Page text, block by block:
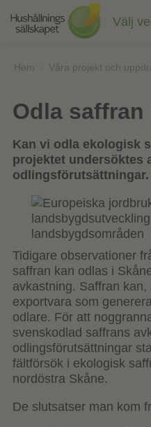
innehåll
Välj
Hem Våra projekt och
Odla
Kan vi odla ekologisk
projektet undersöktes
odlingsförutsättningar.
Tidigare observationer
saffran kan odlas i
avkastning. Saffran
exportvara som
odlare. För att
svenskodlad saffrans
odlingsförutsättningar
fältförsök i ekologisk
nordöstra Skåne.
De slutsatser man kom